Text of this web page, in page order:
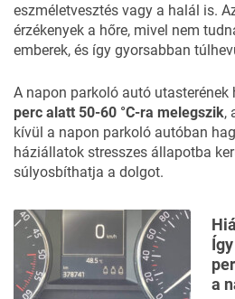
eszméletvesztés vagy a halál is.
érzékenyek a hőre, mivel nem
emberek, és így gyorsabban
A napon parkoló autó utasterének
perc alatt 50-60 °C-ra melegszik,
kívül a napon parkoló autóban
háziállatok stresszes állapotba
súlyosbíthatja a dolgot.
a